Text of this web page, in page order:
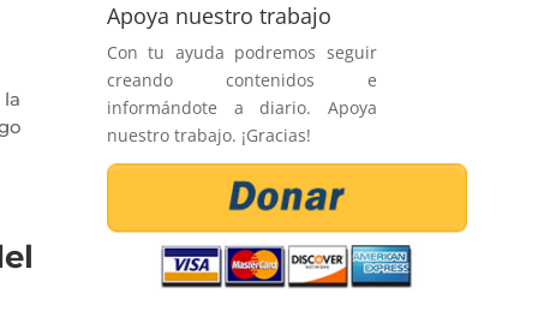
Apoya nuestro trabajo
Con tu ayuda podremos seguir
creando contenidos e
informándote a diario. Apoya
nuestro trabajo. ¡Gracias!